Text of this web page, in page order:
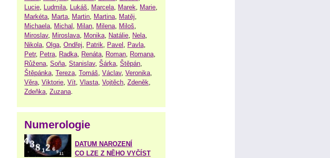
Lucie Ludmila Lukáš Marcela Marek Marie
Markéta Marta Martin Martina Matěj
Michaela Michal Milan Milena Miloš
Miroslav, Miroslava Monika Natálie Nela
Nikola Olga Ondřej Patrik Pavel Pavla
Petr, Petra Radka Renáta Roman Romana
Růžena Soňa Stanislav, Šárka Štěpán
Štěpánka Tereza Tomáš Václav, Veronika
Věra Viktorie Vít Vlasta Vojtěch Zdeněk
Zdeňka Zuzana
Numerologie
DATUM NAROZENÍ
CO LZE Z NĚHO VYČÍST